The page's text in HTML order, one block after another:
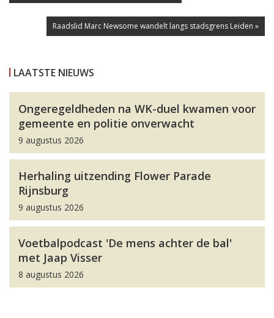
Raadslid Marc Newsome wandelt langs stadsgrens Leiden »
LAATSTE NIEUWS
Ongeregeldheden na WK-duel kwamen voor
gemeente en politie onverwacht
9 augustus 2026
Herhaling uitzending Flower Parade
Rijnsburg
9 augustus 2026
Voetbalpodcast 'De mens achter de bal'
met Jaap Visser
8 augustus 2026